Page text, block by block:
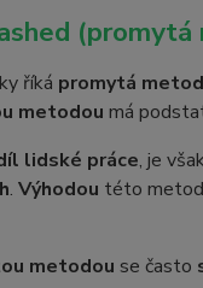
(promytá
říká promytá
metodou má
lidské práce, je však
. Výhodou této
metodou se často